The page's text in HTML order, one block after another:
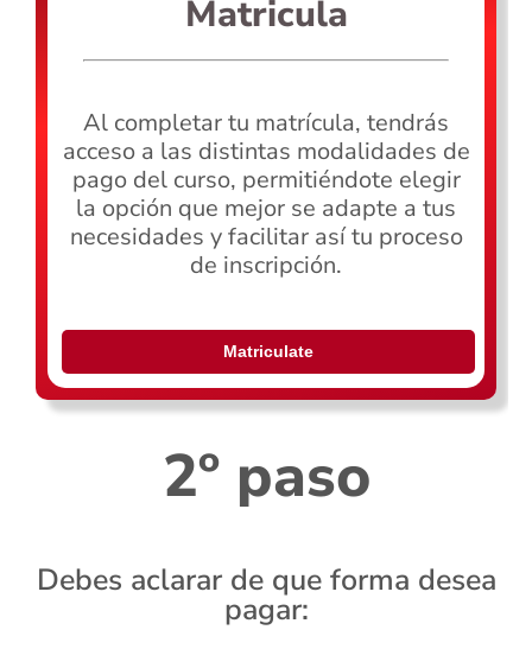
Matricula
Al completar tu matrícula, tendrás
acceso a las distintas modalidades de
pago del curso, permitiéndote elegir
la opción que mejor se adapte a tus
necesidades y facilitar así tu proceso
de inscripción.
Matriculate
2º paso
Debes aclarar de que forma desea
pagar: